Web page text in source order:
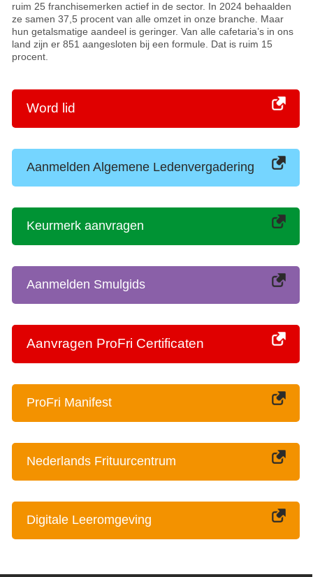
ruim 25 franchisemerken actief in de sector. In 2024 behaalden
ze samen 37,5 procent van alle omzet in onze branche. Maar
hun getalsmatige aandeel is geringer. Van alle cafetaria’s in ons
land zijn er 851 aangesloten bij een formule. Dat is ruim 15
procent.
Word lid
Aanmelden Algemene Ledenvergadering
Keurmerk aanvragen
Aanmelden Smulgids
Aanvragen ProFri Certificaten
ProFri Manifest
Nederlands Frituurcentrum
Digitale Leeromgeving